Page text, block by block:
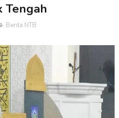
Tengah
Berita NTB